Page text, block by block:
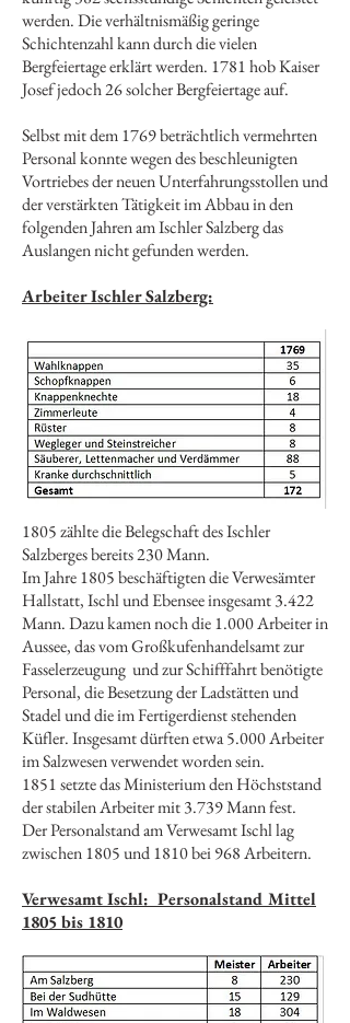
werden. Die verhältnismäßig geringe
Schichtenzahl kann durch die vielen
Bergfeiertage erklärt werden. 1781 hob Kaiser
Josef jedoch 26 solcher Bergfeiertage auf.
Selbst mit dem 1769 beträchtlich vermehrten
Personal konnte wegen des beschleunigten
Vortriebes der neuen Unterfahrungsstollen und
der verstärkten Tätigkeit im Abbau in den
folgenden Jahren am Ischler Salzberg das
Auslangen nicht gefunden werden.
Arbeiter Ischler Salzberg:
1805 zählte die Belegschaft des Ischler
Salzberges bereits 230 Mann.
Im Jahre 1805 beschäftigten die Verwesämter
Hallstatt, Ischl und Ebensee insgesamt 3.422
Mann. Dazu kamen noch die 1.000 Arbeiter in
Aussee, das vom Großkufenhandelsamt zur
Fasselerzeugung und zur Schifffahrt benötigte
Personal, die Besetzung der Ladstätten und
Stadel und die im Fertigerdienst stehenden
Küfler. Insgesamt dürften etwa 5.000 Arbeiter
im Salzwesen verwendet worden sein.
1851 setzte das Ministerium den Höchststand
der stabilen Arbeiter mit 3.739 Mann fest.
Der Personalstand am Verwesamt Ischl lag
zwischen 1805 und 1810 bei 968 Arbeitern.
Verwesamt Ischl: Personalstand Mittel
1805 bis 1810